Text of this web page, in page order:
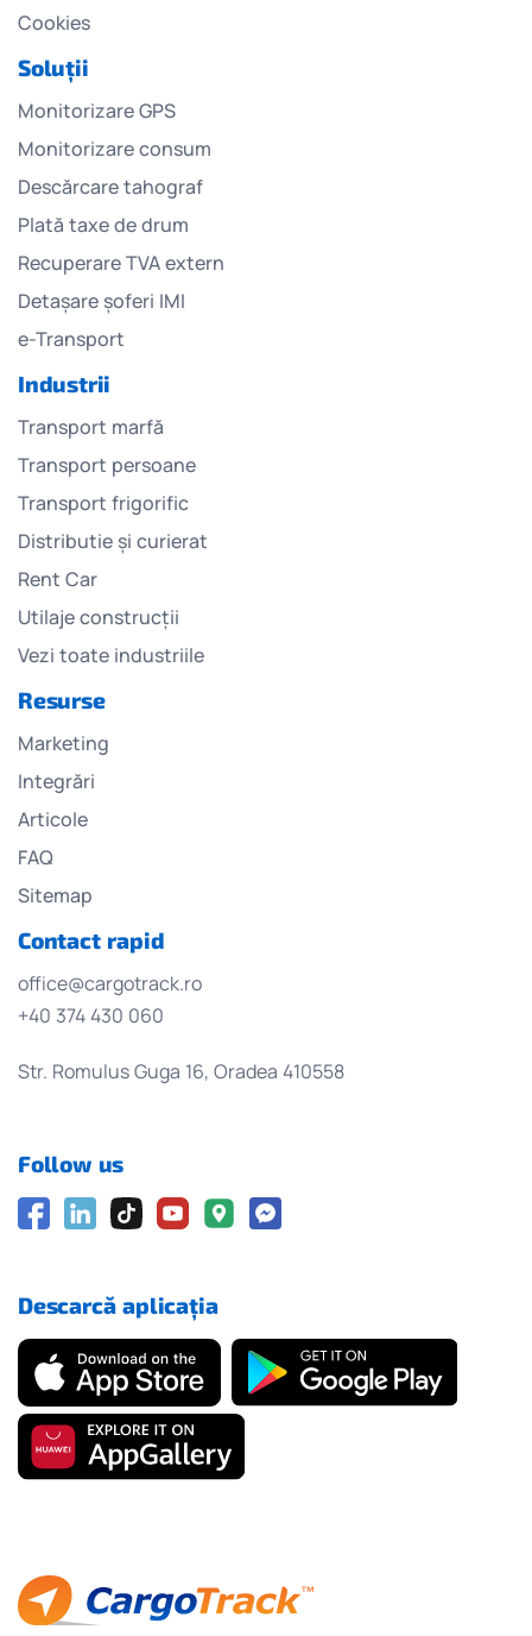
Cookies
Soluții
Monitorizare GPS
Monitorizare consum
Descărcare tahograf
Plată taxe de drum
Recuperare TVA extern
Detașare șoferi IMI
e-Transport
Industrii
Transport marfă
Transport persoane
Transport frigorific
Distributie și curierat
Rent Car
Utilaje construcții
Vezi toate industriile
Resurse
Marketing
Integrări
Articole
FAQ
Sitemap
Contact rapid
office@cargotrack.ro
+40 374 430 060
Str. Romulus Guga 16, Oradea 410558
Follow us
Descarcă aplicația